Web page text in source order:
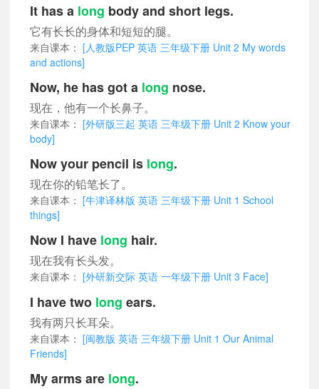
It has a long body and short legs.
它有长长的身体和短短的腿。
来自课本： [人教版PEP 英语 三年级下册 Unit 2 My words
and actions]
Now, he has got a long nose.
现在，他有一个长鼻子。
来自课本： [外研版三起 英语 三年级下册 Unit 2 Know your
body]
Now your pencil is long.
现在你的铅笔长了。
来自课本： [牛津译林版 英语 三年级下册 Unit 1 School
things]
Now I have long hair.
现在我有长头发。
来自课本： [外研新交际 英语 一年级下册 Unit 3 Face]
I have two long ears.
我有两只长耳朵。
来自课本： [闽教版 英语 三年级下册 Unit 1 Our Animal
Friends]
My arms are long.